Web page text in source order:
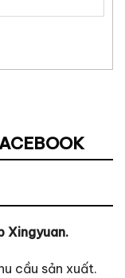
Xingyuan.
cầu sản xuất.